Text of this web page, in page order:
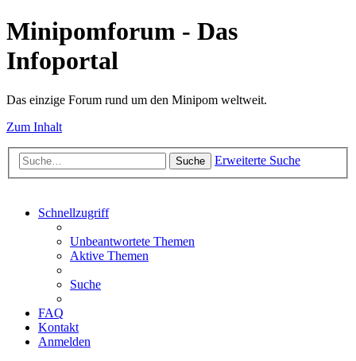
Minipomforum - Das
Infoportal
Das einzige Forum rund um den Minipom weltweit.
Zum Inhalt
Suche Erweiterte Suche
Schnellzugriff
Unbeantwortete Themen
Aktive Themen
Suche
FAQ
Kontakt
Anmelden